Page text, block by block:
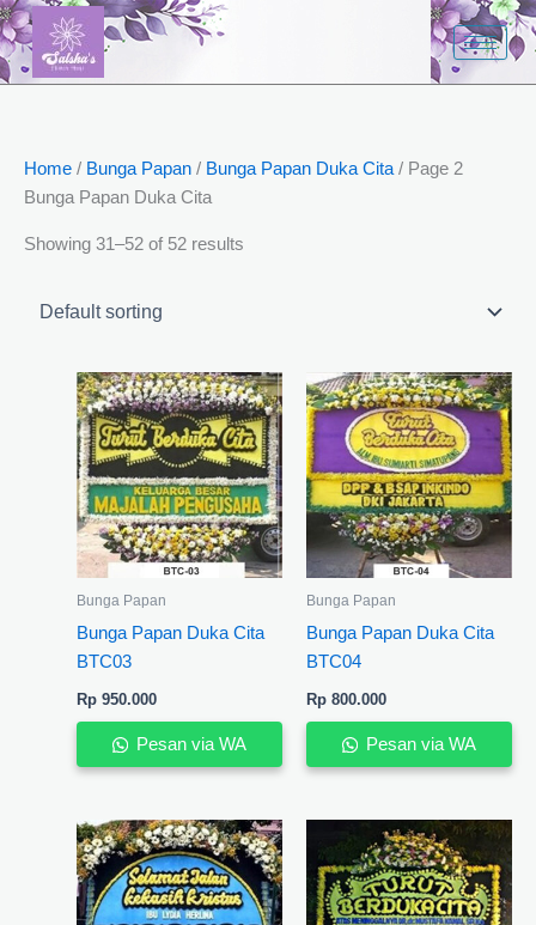
Skip
to
content
Home / Bunga Papan / Bunga Papan Duka Cita/ Page 2
Bunga Papan Duka Cita
Showing 31–52 of 52 results
Bunga Papan
Bunga Papan Duka Cita
BTC03
Rp950.000
Pesan via WA
Bunga Papan
Bunga Papan Duka Cita
BTC04
Rp800.000
Pesan via WA